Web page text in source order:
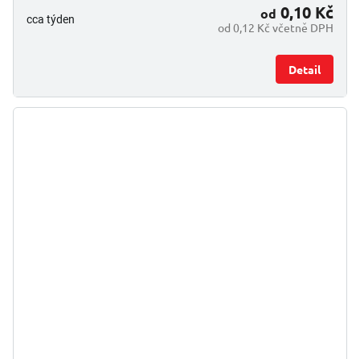
cca týden
od 0,12 Kč včetně DPH
od 0,10 Kč
Detail